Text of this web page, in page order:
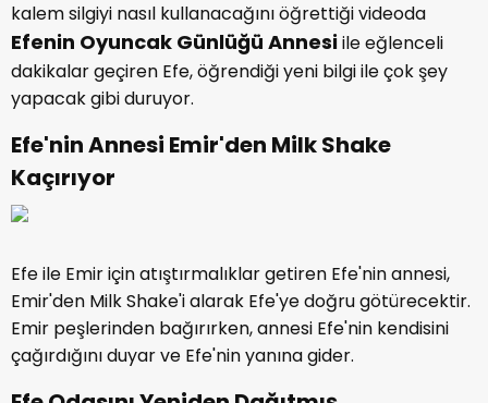
kalem silgiyi nasıl kullanacağını öğrettiği videoda
Efenin Oyuncak Günlüğü Annesiile eğlenceli
dakikalar geçiren Efe, öğrendiği yeni bilgi ile çok şey
yapacak gibi duruyor.
Efe'nin Annesi Emir'den Milk Shake
Kaçırıyor
Efe ile Emir için atıştırmalıklar getiren Efe'nin annesi,
Emir'den Milk Shake'i alarak Efe'ye doğru götürecektir.
Emir peşlerinden bağırırken, annesi Efe'nin kendisini
çağırdığını duyar ve Efe'nin yanına gider.